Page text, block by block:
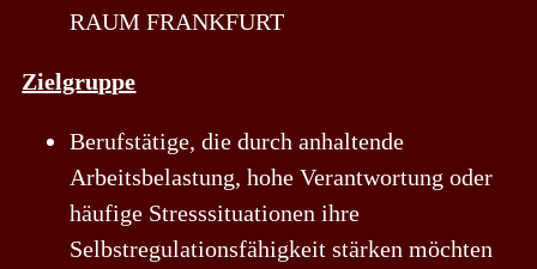
RAUM FRANKFURT
Zielgruppe
Berufstätige, die durch anhaltende
Arbeitsbelastung, hohe Verantwortung oder
häufige Stresssituationen ihre
Selbstregulationsfähigkeit stärken möchten